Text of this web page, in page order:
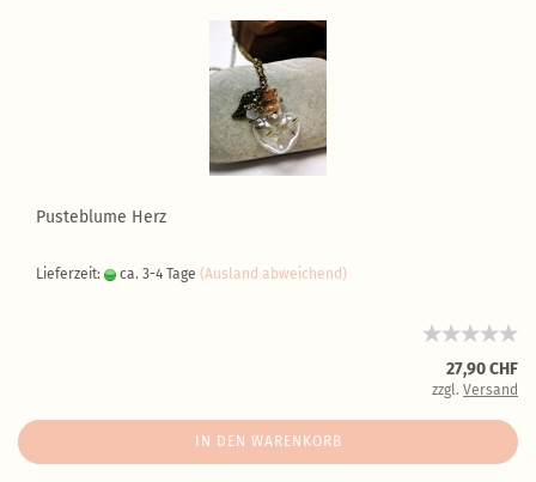
Pusteblume Herz
Lieferzeit: ca. 3-4 Tage (Ausland abweichend)
27,90 CHF
zzgl. Versand
IN DEN WARENKORB